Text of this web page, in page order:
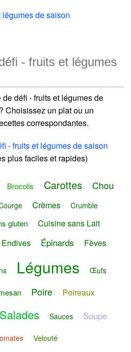
légumes de saison
- fruits et légumes
défi - fruits et légumes de
Choisissez un plat ou un
correspondantes.
- fruits et légumes de saison
plus faciles et rapides)
Brocolis Carottes Chou
Crèmes Crumble
gluten Cuisine sans Lait
Endives Épinards Fèves
Légumes Œufs
Poire Poireaux
Salades Sauces Soupe
Velouté